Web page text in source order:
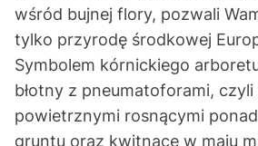
wśród bujnej flory, pozwali
tylko przyrodę środkowej
Symbolem kórnickiego
błotny z pneumatoforami,
powietrznymi rosnącymi
gruntu oraz kwitnące w maju